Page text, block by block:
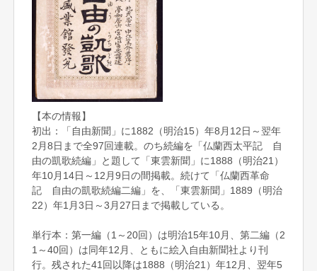
【本の情報】
初出：「自由新聞」に1882（明治15）年8月12日～翌年
2月8日まで全97回連載。のち続編を「仏蘭西太平記 自
由の凱歌続編」と題して「東雲新聞」に1888（明治21）
年10月14日～12月9日の間掲載。続けて「仏蘭西革命
記 自由の凱歌続編二編」を、「東雲新聞」1889（明治
22）年1月3日～3月27日まで掲載している。
単行本：第一編（1～20回）は明治15年10月、第二編（2
1～40回）は同年12月、ともに絵入自由新聞社より刊
行。残された41回以降は1888（明治21）年12月、翌年5